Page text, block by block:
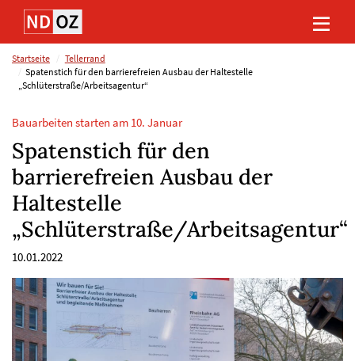
Direkt
Inhalt
(Eingabetaste)
Direkt
Hauptmenu
(Eingabetaste)
Direkt
Suche
(Eingabetaste)
Direkt
Footer
(Eingabetaste)
Startseite
Tellerrand
Spatenstich für den barrierefreien Ausbau der Haltestelle
„Schlüterstraße/Arbeitsagentur“
Bauarbeiten starten am 10. Januar
Spatenstich für den
barrierefreien Ausbau der
Haltestelle
„Schlüterstraße/Arbeitsagentur“
10.01.2022